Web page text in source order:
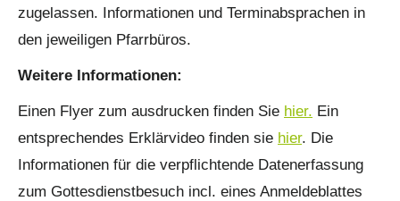
zugelassen. Informationen und Terminabsprachen in
den jeweiligen Pfarrbüros.
Weitere Informationen:
Einen Flyer zum ausdrucken finden Sie hier. Ein
entsprechendes Erklärvideo finden sie hier. Die
Informationen für die verpflichtende Datenerfassung
zum Gottesdienstbesuch incl. eines Anmeldeblattes